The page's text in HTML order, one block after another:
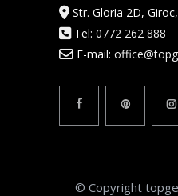
Str. Gloria 2D,
Tel: 0772 262 888
E-mail:
© Copyright